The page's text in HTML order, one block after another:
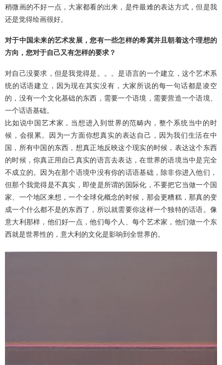
稍微画的不好一点，大家都看的出来，是件最难的表达方式，但是我
还是觉得绘画很好。
对于中国未来的艺术发展，您有一些怎样的希冀并且朝着这个理想的
方向，您对于自己又有怎样的要求？
对自己没要求，但是我觉得是。。。是语言的一个建立，这个艺术系
统的话语建立，因为现在其实没有，大家所说的每一句话都是凌空
的，没有一个文化基础的东西，需要一个语境，需要营造一个语境、
一个话语基础。
比如说中国艺术家，当想进入到世界的范畴内，整个系统当中的时
候，会很累。因为一方面你想真实的表达自己，因为我们生活在中
国，所有中国的东西，想真正地反映这个现实的时候，表达这个东西
的时候，你真正用自己真实的语言去表达，在世界的语境当中是完全
不成立的。因为在那个语境中没有你的话语基础，除非你进入他们，
但那个我觉得是不真实，即使是所谓的国际化，不要把它当做一个国
家、一个地区来想，一个全球化概念的时候，那会更糟糕，那真的变
成一个什么都不是的东西了，所以就需要你这样一个独特的话语。像
意大利那样，他们好一点，他们每个人、每个艺术家，他们做一个东
西就是世界性的，意大利的文化是影响到全世界的。